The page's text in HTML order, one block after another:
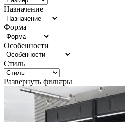
Назначение
Форма
Особенности
Стиль
Развернуть фильтры